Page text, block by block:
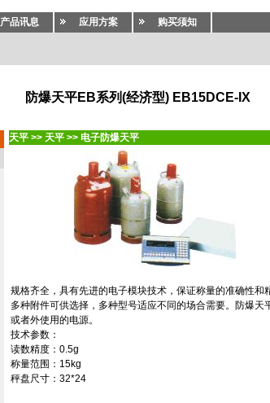
产品讯息 应用方案 购买须知
防爆天平EB系列(经济型) EB15DCE-IX
天平 >> 天平 >> 电子防爆天平
规格齐全，具有先进的电子模块技术，保证称量的准确性
多种附件可供选择，多种型号适应不同的场合需要。防爆
或者外使用的电源。
技术参数：
读数精度： 0.5g
称量范围： 15kg
秤盘尺寸： 32*24